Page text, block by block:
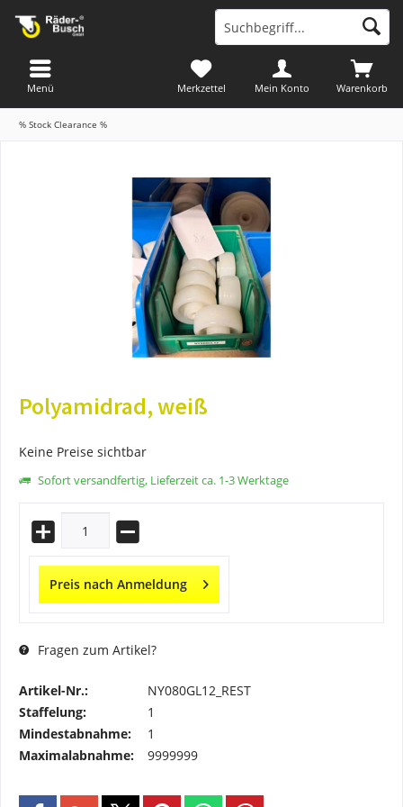
Warenkorb
Merkzettel Mein Konto
Menü
% Stock Clearance %
Polyamidrad, weiß
Keine Preise sichtbar
Sofort versandfertig, Lieferzeit ca. 1-3 Werktage
Preis nach Anmeldung
Fragen zum Artikel?
Artikel-Nr.:
NY080GL12_REST
Staffelung:
1
Mindestabnahme:
1
Maximalabnahme:
9999999